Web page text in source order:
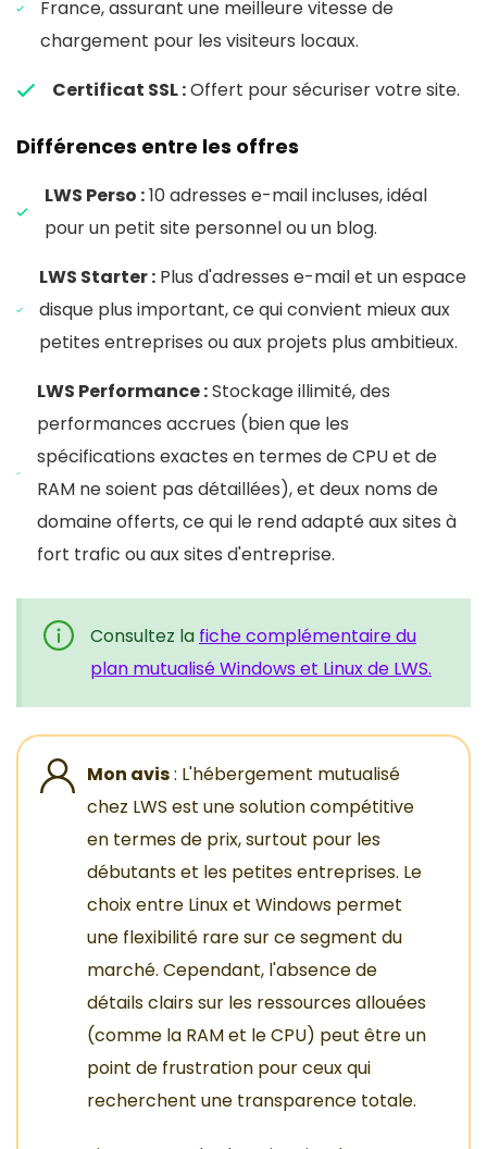
France, assurant une meilleure vitesse de
chargement pour les visiteurs locaux.
Certificat SSL :Offert pour sécuriser votre site.
Différences entre les offres
LWS Perso :10 adresses e-mail incluses, idéal
pour un petit site personnel ou un blog.
LWS Starter : Plus d'adresses e-mail et un espace
disque plus important, ce qui convient mieux aux
petites entreprises ou aux projets plus ambitieux.
LWS Performance :Stockage illimité, des
performances accrues (bien que les
spécifications exactes en termes de CPU et de
RAM ne soient pas détaillées), et deux noms de
domaine offerts, ce qui le rend adapté aux sites à
fort trafic ou aux sites d'entreprise.
Consultez la fiche complémentaire du
plan mutualisé Windows et Linux de LWS.
Mon avis: L'hébergement mutualisé
chez LWS est une solution compétitive
en termes de prix, surtout pour les
débutants et les petites entreprises. Le
choix entre Linux et Windows permet
une flexibilité rare sur ce segment du
marché. Cependant, l'absence de
détails clairs sur les ressources allouées
(comme la RAM et le CPU) peut être un
point de frustration pour ceux qui
recherchent une transparence totale.